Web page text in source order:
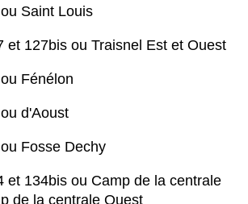
Saint Louis
et 127bis ou Traisnel Est et Ouest
Fénélon
d'Aoust
Fosse Dechy
et 134bis ou Camp de la centrale
de la centrale Ouest